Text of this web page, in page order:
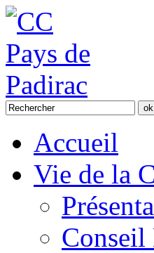
Accueil
Vie de la